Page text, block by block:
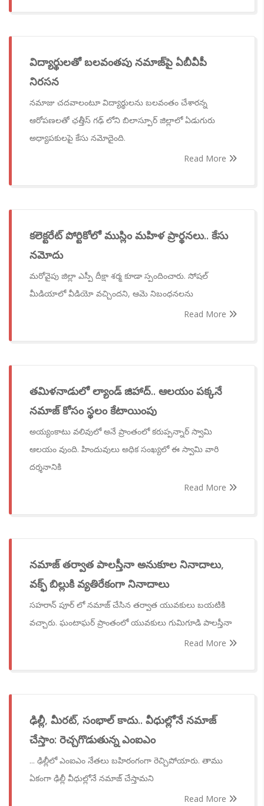
విద్యార్థులతో బలవంతపు నమాజ్‌పై ఏబీవీపీ
నిరసన
నమాజు చదవాలంటూ విద్యార్థులను బలవంతం చేశారన్న
ఆరోపణలతో ఛత్తీస్ గఢ్ లోని బిలాస్పూర్ జిల్లాలో ఏడుగురు
అధ్యాపకులపై కేసు నమోదైంది.
Read More
కలెక్టరేట్ పోర్టికోలో ముస్లిం మహిళ ప్రార్థనలు.. కేసు
నమోదు
మరోవైపు జిల్లా ఎస్పీ దీక్షా శర్మ కూడా స్పందించారు. సోషల్
మీడియాలో వీడియో వచ్చిందని, ఆమె నిబంధనలను
Read More
తమిళనాడులో ల్యాండ్ జిహాద్.. ఆలయం పక్కనే
నమాజ్ కోసం స్థలం కేటాయింపు
అయ్యంకాటు వలివులో అనే ప్రాంతంలో కరుప్పన్నార్ స్వామి
ఆలయం వుంది. హిందువులు అధిక సంఖ్యలో ఈ స్వామి వారి
దర్శనానికి
Read More
నమాజ్ తర్వాత పాలస్తీనా అనుకూల నినాదాలు,
వక్ఫ్ బిల్లుకి వ్యతిరేకంగా నినాదాలు
సహరాన్ పూర్ లో నమాజ్ చేసిన తర్వాత యువకులు బయటికి
వచ్చారు. ఘంటాఘర్ ప్రాంతంలో యువకులు గుమిగూడి పాలస్తీనా
Read More
ఢిల్లీ, మీరట్, సంభాల్ కాదు.. వీధుల్లోనే నమాజ్
చేస్తాం: రెచ్చగొడుతున్న ఎంఐఎం
... ఢిల్లీలో ఎంఐఎం నేతలు బహిరంగంగా రెచ్చిపోయారు. తాము
ఏకంగా ఢిల్లీ వీధుల్లోనే నమాజ్ చేస్తామని
Read More